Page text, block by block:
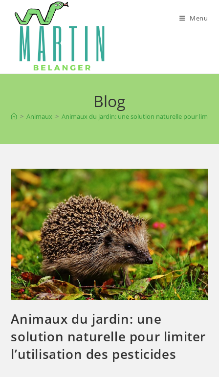
content
Menu
Blog
> Animaux > Animaux du jardin: une solution naturelle pour limiter
Animaux du jardin: une
solution naturelle pour limiter
l’utilisation des pesticides